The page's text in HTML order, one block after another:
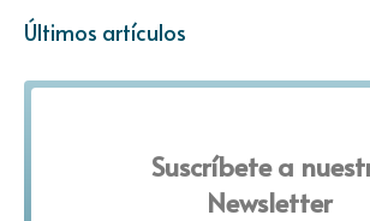
Últimos artículos
Suscríbete a
Newsletter